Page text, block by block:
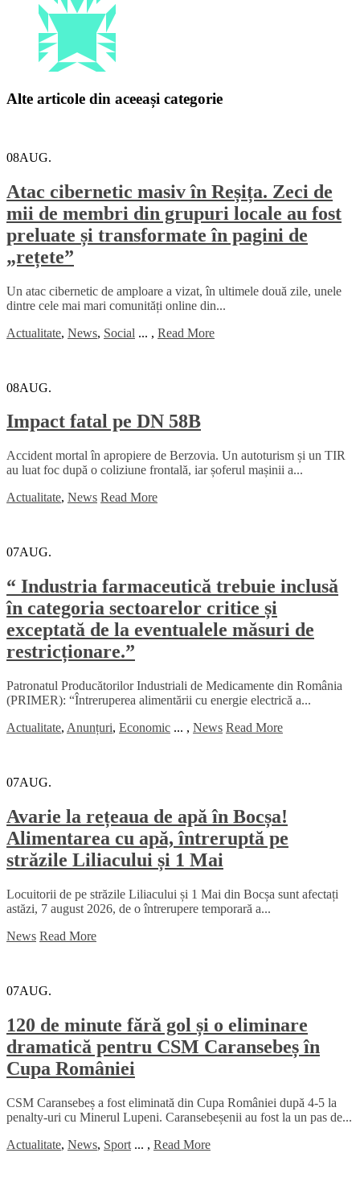
Alte articole din aceeași categorie
08AUG.
Atac cibernetic masiv în Reșița. Zeci de
mii de membri din grupuri locale au fost
preluate și transformate în pagini de
„rețete”
Un atac cibernetic de amploare a vizat, în ultimele două zile, unele
dintre cele mai mari comunități online din...
Actualitate, News, Social ... , Read More
08AUG.
Impact fatal pe DN 58B
Accident mortal în apropiere de Berzovia. Un autoturism și un TIR
au luat foc după o coliziune frontală, iar șoferul mașinii a...
Actualitate, News Read More
07AUG.
“ Industria farmaceutică trebuie inclusă
în categoria sectoarelor critice și
exceptată de la eventualele măsuri de
restricționare.”
Patronatul Producătorilor Industriali de Medicamente din România
(PRIMER): “Întreruperea alimentării cu energie electrică a...
Actualitate, Anunțuri, Economic ... , News Read More
07AUG.
Avarie la rețeaua de apă în Bocșa!
Alimentarea cu apă, întreruptă pe
străzile Liliacului și 1 Mai
Locuitorii de pe străzile Liliacului și 1 Mai din Bocșa sunt afectați
astăzi, 7 august 2026, de o întrerupere temporară a...
News Read More
07AUG.
120 de minute fără gol și o eliminare
dramatică pentru CSM Caransebeș în
Cupa României
CSM Caransebeș a fost eliminată din Cupa României după 4-5 la
penalty-uri cu Minerul Lupeni. Caransebeșenii au fost la un pas de...
Actualitate, News, Sport ... , Read More